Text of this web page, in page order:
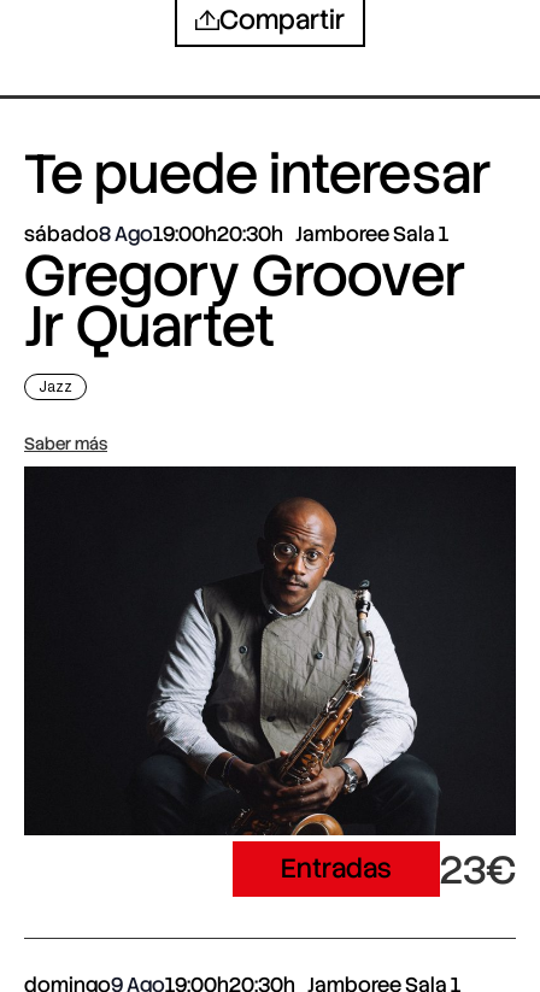
Compartir
Te puede interesar
sábado8 Ago19:00h20:30h Jamboree Sala 1
Gregory Groover
Jr Quartet
Jazz
Saber más
Entradas 23€
domingo9 Ago19:00h20:30h Jamboree Sala 1